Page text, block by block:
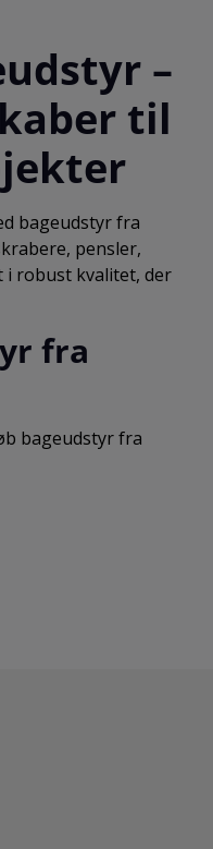
–
til
bageudstyr fra
pensler,
i robust kvalitet, der
fra
bageudstyr fra